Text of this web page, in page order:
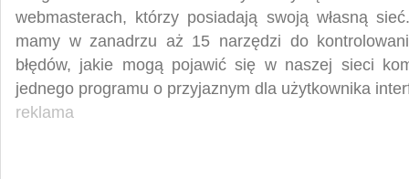
webmasterach, którzy posiadają swoją własną
mamy w zanadrzu aż 15 narzędzi do
błędów, jakie mogą pojawić się w naszej sieci
jednego programu o przyjaznym dla użytkownika
reklama